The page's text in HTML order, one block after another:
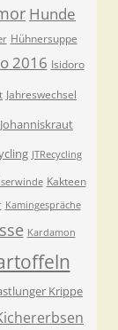
Hunde
Hühnersuppe
2016 Isidoro
Jahreswechsel
Johanniskraut
JTRecycling
Kakteen
Kamingespräche
Kardamon
Krippe